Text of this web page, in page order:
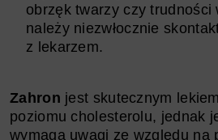
obrzęk twarzy czy trudności
należy niezwłocznie
z lekarzem.
Zahron jest skutecznym
poziomu cholesterolu, jednak
wymaga uwagi ze względu na